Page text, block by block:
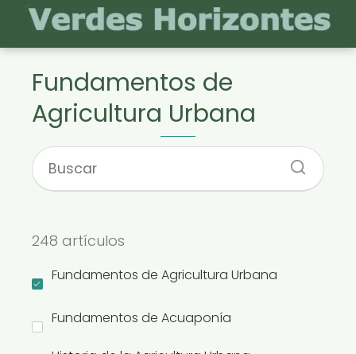
Fundamentos de
Agricultura Urbana
248 artículos
Fundamentos de Agricultura Urbana
Fundamentos de Acuaponía